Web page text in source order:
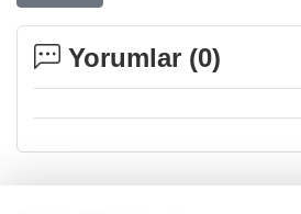
Yorumlar (0)